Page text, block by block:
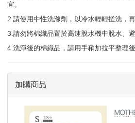
宜。
2.請使用中性洗滌劑，以冷水輕輕搓洗，
3.請勿將棉織品置於高速脫水機中脫水、
4.洗淨後的棉織品，請用手稍加拉平整理
加購商品